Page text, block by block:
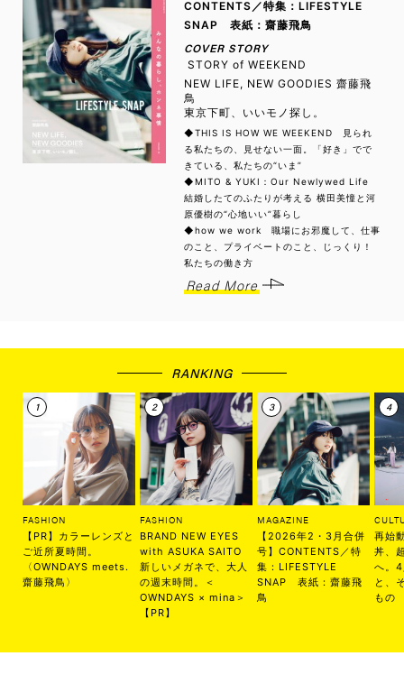
CONTENTS／特集：LIFESTYLE
SNAP 表紙：齋藤飛鳥
COVER STORY
STORY of WEEKEND
NEW LIFE, NEW GOODIES 齋藤飛
鳥
東京下町、いいモノ探し。
◆THIS IS HOW WE WEEKEND 見られ
る私たちの、見せない一面。「好き」でで
きている、私たちの“いま”
◆MITO & YUKI：Our Newlywed Life
結婚したてのふたりが考える 横田美憧と河
原優樹の“心地いい”暮らし
◆how we work 職場にお邪魔して、仕事
のこと、プライベートのこと、じっくり！
私たちの働き方
Read More
RANKING
FASHION
【PR】カラーレンズと
ご近所夏時間。
〈OWNDAYS meets.
齋藤飛鳥〉
FASHION
BRAND NEW EYES
with ASUKA SAITO
新しいメガネで、大人
の週末時間。＜
OWNDAYS × mina＞
【PR】
MAGAZINE
【2026年2・3月合併
号】CONTENTS／特
集：LIFESTYLE
SNAP 表紙：齋藤飛
鳥
再始
丼、
へ。
と、
もの